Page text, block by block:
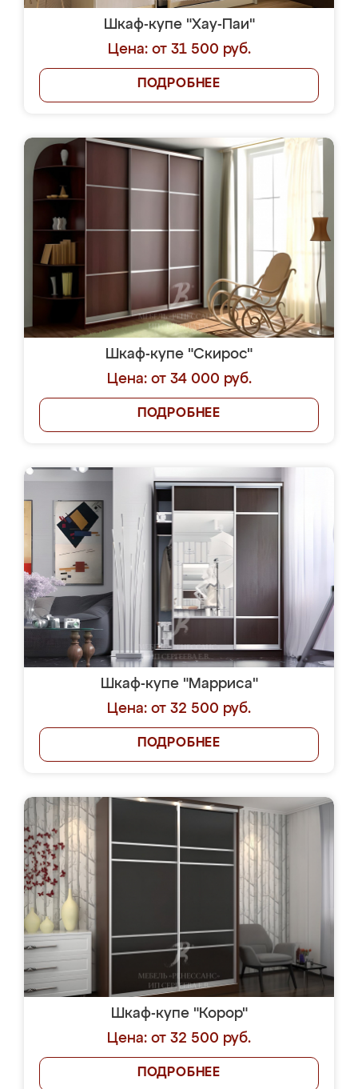
Шкаф-купе "Хау-Паи"
Цена: от 31 500 руб.
ПОДРОБНЕЕ
Шкаф-купе "Скирос"
Цена: от 34 000 руб.
ПОДРОБНЕЕ
Шкаф-купе "Марриса"
Цена: от 32 500 руб.
ПОДРОБНЕЕ
Шкаф-купе "Корор"
Цена: от 32 500 руб.
ПОДРОБНЕЕ